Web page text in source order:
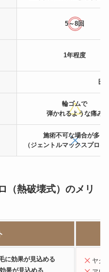
5～8回
1年程度
医
輪ゴムで
弾かれるような痛み
施術不可な場合が多い
（ジェントルマックスプロは
（熱破壊式）のメリ
に効果が見込める
果が見込める
ヤグ